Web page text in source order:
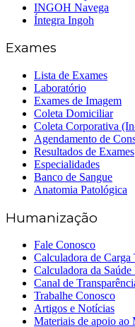
INGOH Navega
Íntegra Ingoh
Exames
Lista de Exames
Laboratório
Exames de Imagem
Coleta Domiciliar
Coleta Corporativa
Agendamento de
Resultados de Exames
Especialidades
Banco de Sangue
Anatomia Patológica
Humanização
Fale Conosco
Calculadora de Carga
Calculadora da
Canal de
Trabalhe Conosco
Artigos e Notícias
Materiais de apoio ao